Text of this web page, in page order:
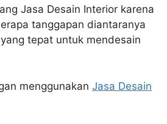
Jasa Desain Interior karena
tanggapan diantaranya
tepat untuk mendesain
menggunakan Jasa Desain